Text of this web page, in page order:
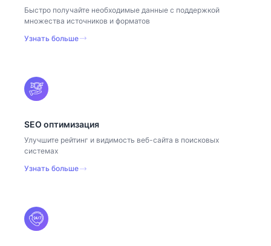
Быстро получайте необходимые данные с поддержкой
множества источников и форматов
Узнать больше
SEO оптимизация
Улучшите рейтинг и видимость веб-сайта в поисковых
системах
Узнать больше